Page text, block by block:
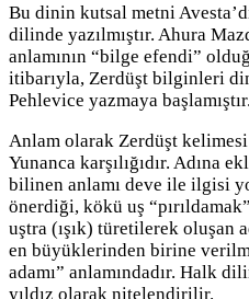
Bu dinin kutsal metni
dilinde yazılmıştır. Ahura
anlamının “bilge efendi”
itibarıyla, Zerdüşt bilginleri
Pehlevice yazmaya başlamıştır.
Anlam olarak Zerdüşt
Yunanca karşılığıdır. Adına
bilinen anlamı deve ile ilgisi
önerdiği, kökü uş
uştra (ışık) türetilerek oluşan
en büyüklerinden birine
adamı” anlamındadır. Halk
yıldız olarak nitelendirilir.